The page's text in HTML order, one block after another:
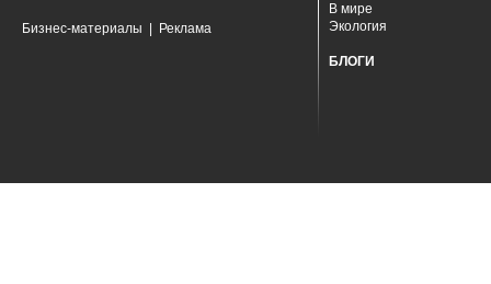
Бизнес-материалы Реклама
В мире
Экология
БЛОГИ